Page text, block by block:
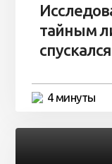
тайным
4 минуты